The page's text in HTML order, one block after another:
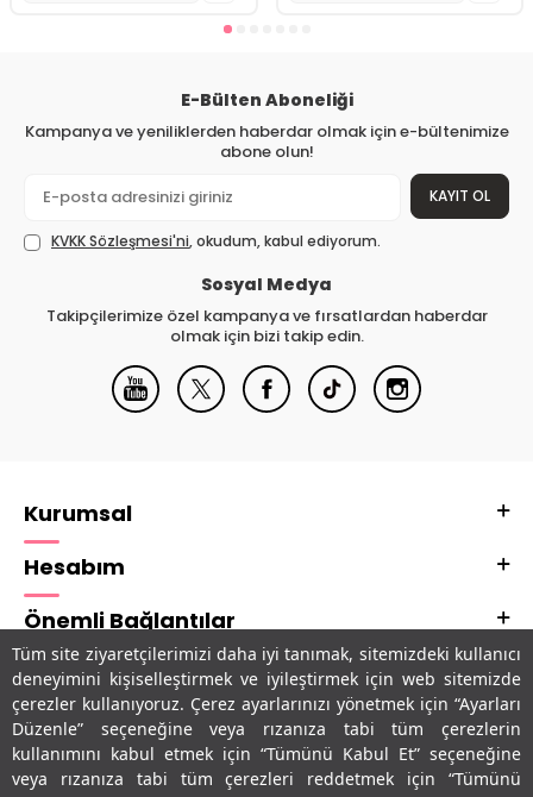
Tüm site ziyaretçilerimizi daha iyi tanımak, sitemizdeki kullanıcı
deneyimini kişiselleştirmek ve iyileştirmek için web sitemizde
çerezler kullanıyoruz. Çerez ayarlarınızı yönetmek için “Ayarları
Düzenle” seçeneğine veya rızanıza tabi tüm çerezlerin
kullanımını kabul etmek için “Tümünü Kabul Et” seçeneğine
veya rızanıza tabi tüm çerezleri reddetmek için “Tümünü
E-Bülten Aboneliği
Kampanya ve yeniliklerden haberdar olmak için e-bültenimize
abone olun!
KAYIT OL
KVKK Sözleşmesi'ni, okudum, kabul ediyorum.
Sosyal Medya
Takipçilerimize özel kampanya ve fırsatlardan haberdar
olmak için bizi takip edin.
Kurumsal
Hesabım
Önemli Bağlantılar
Adres & İletişim
Uygulamalarımız